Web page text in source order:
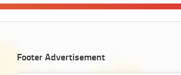
Footer Advertisement